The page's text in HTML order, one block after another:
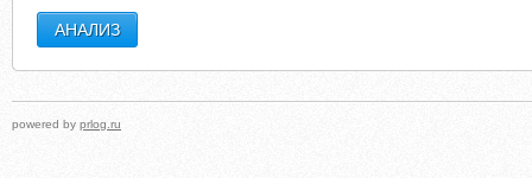
powered by prlog.ru